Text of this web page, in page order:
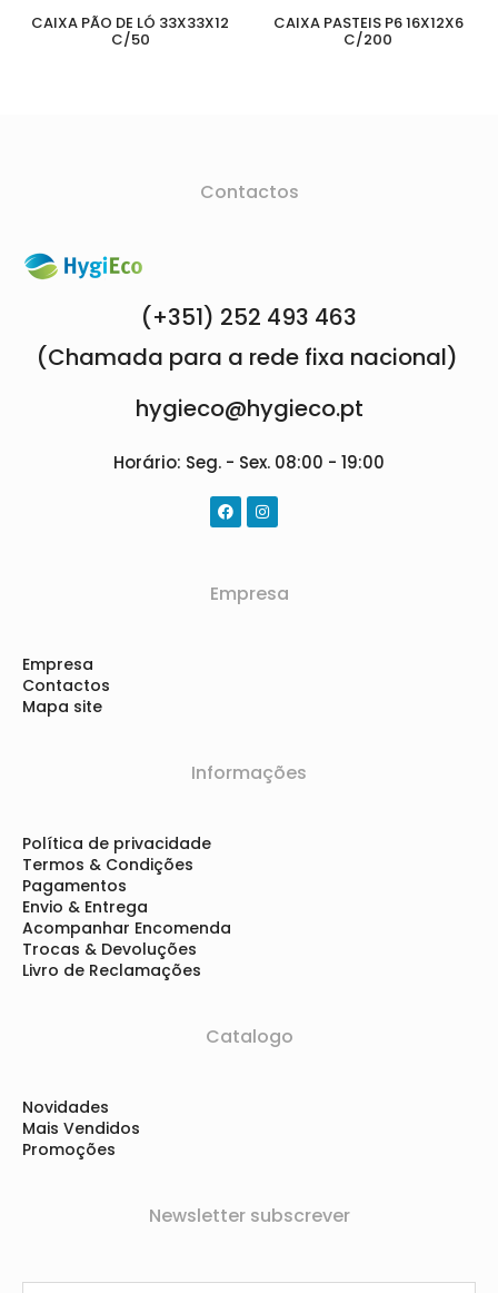
CAIXA PÃO DE LÓ 33X33X12
C/50
CAIXA PASTEIS P6 16X12X6
C/200
Contactos
(+351) 252 493 463
(Chamada para a rede fixa nacional)
hygieco@hygieco.pt
Horário: Seg. - Sex. 08:00 - 19:00
Empresa
Empresa
Contactos
Mapa site
Informações
Política de privacidade
Termos & Condições
Pagamentos
Envio & Entrega
Acompanhar Encomenda
Trocas & Devoluções
Livro de Reclamações
Catalogo
Novidades
Mais Vendidos
Promoções
Newsletter subscrever